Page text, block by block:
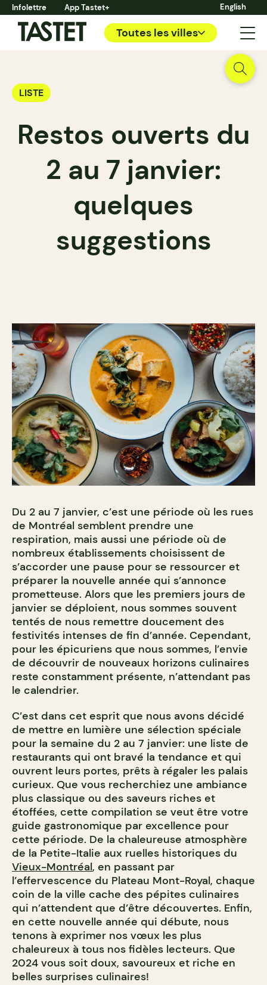
Infolettre App Tastet+ English
Toutes les villes
LISTE
Restos ouverts du
2 au 7 janvier:
quelques
suggestions
Du 2 au 7 janvier, c’est une période où les rues
de Montréal semblent prendre une
respiration, mais aussi une période où de
nombreux établissements choisissent de
s’accorder une pause pour se ressourcer et
préparer la nouvelle année qui s’annonce
prometteuse. Alors que les premiers jours de
janvier se déploient, nous sommes souvent
tentés de nous remettre doucement des
festivités intenses de fin d’année. Cependant,
pour les épicuriens que nous sommes, l’envie
de découvrir de nouveaux horizons culinaires
reste constamment présente, n’attendant pas
le calendrier.
C’est dans cet esprit que nous avons décidé
de mettre en lumière une sélection spéciale
pour la semaine du 2 au 7 janvier: une liste de
restaurants qui ont bravé la tendance et qui
ouvrent leurs portes, prêts à régaler les palais
curieux. Que vous recherchiez une ambiance
plus classique ou des saveurs riches et
étoffées, cette compilation se veut être votre
guide gastronomique par excellence pour
cette période. De la chaleureuse atmosphère
de la Petite-Italie aux ruelles historiques du
Vieux-Montréal, en passant par
l’effervescence du Plateau Mont-Royal, chaque
coin de la ville cache des pépites culinaires
qui n’attendent que d’être découvertes. Enfin,
en cette nouvelle année qui débute, nous
tenons à exprimer nos vœux les plus
chaleureux à tous nos fidèles lecteurs. Que
2024 vous soit doux, savoureux et riche en
belles surprises culinaires!